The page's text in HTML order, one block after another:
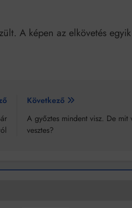
A képen az elkövetés
Következő
A győztes mindent visz. De mit
vesztes?